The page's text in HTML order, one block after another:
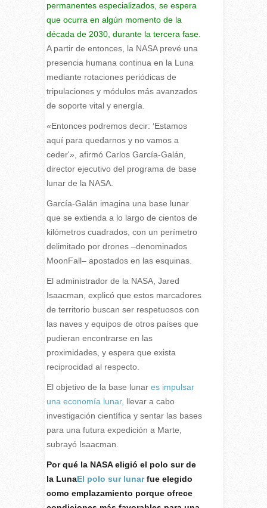
permanentes especializados, se espera
que ocurra en algún momento de la
década de 2030, durante la tercera fase.
A partir de entonces, la NASA prevé una
presencia humana continua en la Luna
mediante rotaciones periódicas de
tripulaciones y módulos más avanzados
de soporte vital y energía.
«Entonces podremos decir: ‘Estamos
aquí para quedarnos y no vamos a
ceder'», afirmó Carlos García-Galán,
director ejecutivo del programa de base
lunar de la NASA.
García-Galán imagina una base lunar
que se extienda a lo largo de cientos de
kilómetros cuadrados, con un perímetro
delimitado por drones –denominados
MoonFall– apostados en las esquinas.
El administrador de la NASA, Jared
Isaacman, explicó que estos marcadores
de territorio buscan ser respetuosos con
las naves y equipos de otros países que
pudieran encontrarse en las
proximidades, y espera que exista
reciprocidad al respecto.
El objetivo de la base lunar es impulsar
una economía lunar, llevar a cabo
investigación científica y sentar las bases
para una futura expedición a Marte,
subrayó Isaacman.
Por qué la NASA eligió el polo sur de
la LunaEl polo sur lunarfue elegido
como emplazamiento porque ofrece